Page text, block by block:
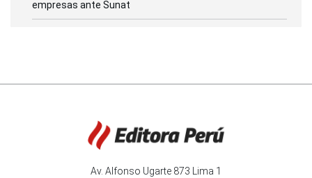
empresas ante Sunat
Av. Alfonso Ugarte 873 Lima 1